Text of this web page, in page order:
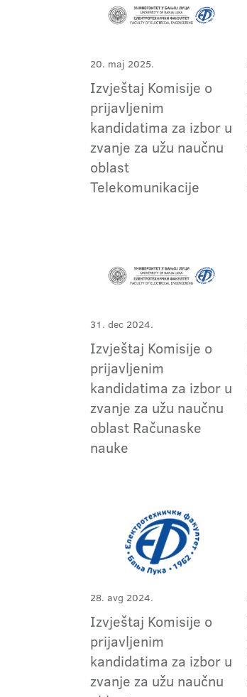
20. maj 2025.
Izvještaj Komisije o
prijavljenim
kandidatima za izbor u
zvanje za užu naučnu
oblast
Telekomunikacije
31. dec 2024.
Izvještaj Komisije o
prijavljenim
kandidatima za izbor u
zvanje za užu naučnu
oblast Računaske
nauke
28. avg 2024.
Izvještaj Komisije o
prijavljenim
kandidatima za izbor u
zvanje za užu naučnu